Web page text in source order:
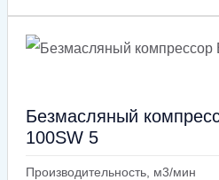
Безмасляный
100SW 5
Производительность, м3/мин